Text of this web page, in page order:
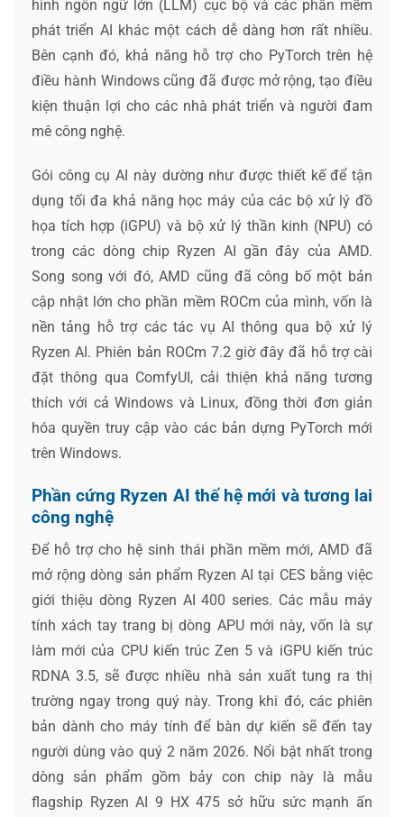
hình ngôn ngữ lớn (LLM) cục bộ và các phần mềm
phát triển AI khác một cách dễ dàng hơn rất nhiều.
Bên cạnh đó, khả năng hỗ trợ cho PyTorch trên hệ
điều hành Windows cũng đã được mở rộng, tạo điều
kiện thuận lợi cho các nhà phát triển và người đam
mê công nghệ.
Gói công cụ AI này dường như được thiết kế để tận
dụng tối đa khả năng học máy của các bộ xử lý đồ
họa tích hợp (iGPU) và bộ xử lý thần kinh (NPU) có
trong các dòng chip Ryzen AI gần đây của AMD.
Song song với đó, AMD cũng đã công bố một bản
cập nhật lớn cho phần mềm ROCm của mình, vốn là
nền tảng hỗ trợ các tác vụ AI thông qua bộ xử lý
Ryzen AI. Phiên bản ROCm 7.2 giờ đây đã hỗ trợ cài
đặt thông qua ComfyUI, cải thiện khả năng tương
thích với cả Windows và Linux, đồng thời đơn giản
hóa quyền truy cập vào các bản dựng PyTorch mới
trên Windows.
Phần cứng Ryzen AI thế hệ mới và tương lai
công nghệ
Để hỗ trợ cho hệ sinh thái phần mềm mới, AMD đã
mở rộng dòng sản phẩm Ryzen AI tại CES bằng việc
giới thiệu dòng Ryzen AI 400 series. Các mẫu máy
tính xách tay trang bị dòng APU mới này, vốn là sự
làm mới của CPU kiến trúc Zen 5 và iGPU kiến trúc
RDNA 3.5, sẽ được nhiều nhà sản xuất tung ra thị
trường ngay trong quý này. Trong khi đó, các phiên
bản dành cho máy tính để bàn dự kiến sẽ đến tay
người dùng vào quý 2 năm 2026. Nổi bật nhất trong
dòng sản phẩm gồm bảy con chip này là mẫu
flagship Ryzen AI 9 HX 475 sở hữu sức mạnh ấn